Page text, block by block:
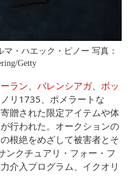
・ハエック・ピノー 写真：
Getty
ラン、 バレンシアガ、 ボッ
リ1735、ポメラートな
贈された限定アイテムや体
行われた。オークションの
根絶をめざして被害者とそ
ンクチュアリ・フォー・フ
介入プログラム、イクオリ